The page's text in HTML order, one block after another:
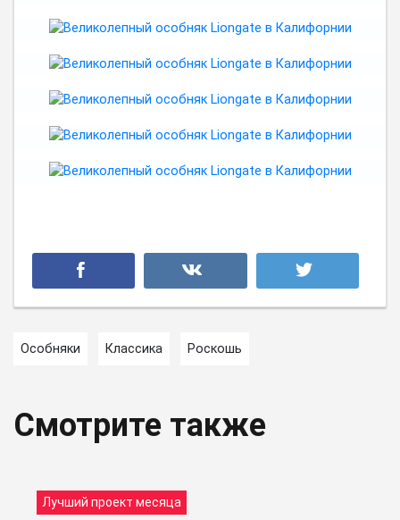
Особняки Классика Роскошь
Смотрите также
Лучший проект месяца